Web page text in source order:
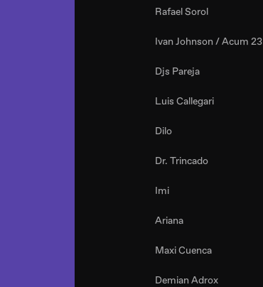
Rafael Sorol
Ivan Johnson / Acum 23
Djs Pareja
Luis Callegari
Dilo
Dr. Trincado
Imi
Ariana
Maxi Cuenca
Demian Adrox